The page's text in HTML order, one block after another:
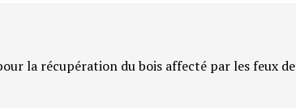
la récupération du bois affecté par les feux de